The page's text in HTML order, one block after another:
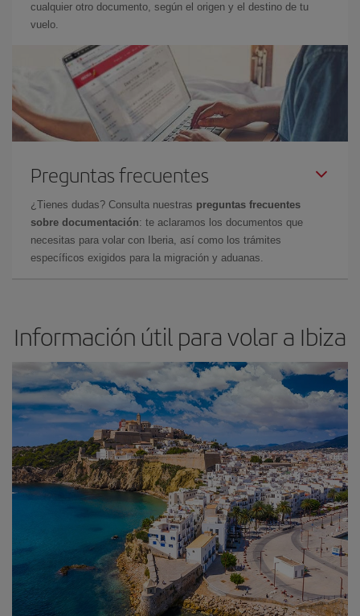
cualquier otro documento, según el origen y el destino de tu
vuelo.
Preguntas frecuentes
¿Tienes dudas? Consulta nuestras preguntas frecuentes
sobre documentación: te aclaramos los documentos que
necesitas para volar con Iberia, así como los trámites
específicos exigidos para la migración y aduanas.
Información útil para volar a Ibiza